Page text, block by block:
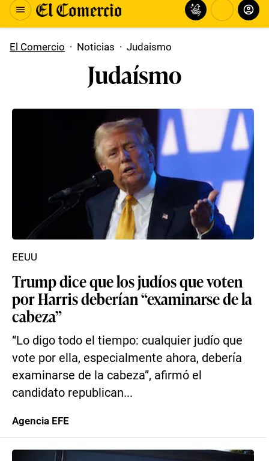
El Comercio · Noticias · Judaismo
Judaísmo
Trump dice que los judíos que voten
por Harris deberían “examinarse de la
cabeza”
“Lo digo todo el tiempo: cualquier judío que
vote por ella, especialmente ahora, debería
examinarse de la cabeza”, afirmó el
candidato republican...
EEUU
Agencia EFE